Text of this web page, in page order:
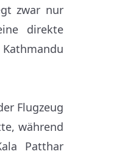
zwar nur
direkte
Flugzeug
während
Patthar